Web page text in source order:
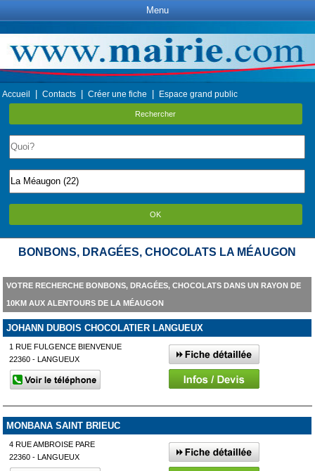
Menu
Accueil Contacts Créer une fiche Espace grand public
Rechercher
OK
BONBONS, DRAGÉES, CHOCOLATS LA MÉAUGON
VOTRE RECHERCHE BONBONS, DRAGÉES, CHOCOLATS DANS UN RAYON DE
10KM AUX ALENTOURS DE LA MÉAUGON
JOHANN DUBOIS CHOCOLATIER LANGUEUX
1 RUE FULGENCE BIENVENUE
22360 - LANGUEUX
MONBANA SAINT BRIEUC
4 RUE AMBROISE PARE
22360 - LANGUEUX